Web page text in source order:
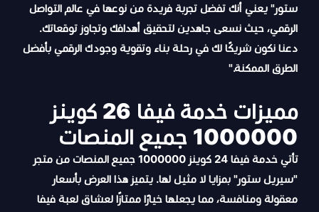
ستور" يعني أنك تفضل تجربة فريدة من نوعها في عالم التواصل
الرقمي، حيث نسعى جاهدين لتحقيق أهدافك وتجاوز توقعاتك.
دعنا نكون شريكًا لك في رحلة بناء وتقوية وجودك الرقمي بأفضل
الطرق الممكنة."
مميزات خدمة فيفا 26 كوينز
1000000 جميع المنصات
تأتي خدمة فيفا 24 كوينز 1000000 جميع المنصات من متجر
"سيريل ستور" بمزايا لا مثيل لها. يتميز هذا العرض بأسعار
معقولة ومنافسة، مما يجعلها خيارًا ممتازًا لعشاق لعبة فيفا